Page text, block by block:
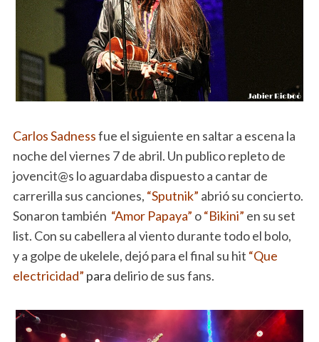
Carlos Sadnessfue el siguiente en saltar a escena la
noche del viernes 7 de abril. Un publico repleto de
jovencit@s lo aguardaba dispuesto a cantar de
carrerilla sus canciones, “Sputnik” abrió su concierto.
Sonaron también “Amor Papaya” o“Bikini” en su set
list. Con su cabellera al viento durante todo el bolo,
y a golpe de ukelele, dejó para el final su hit “Que
electricidad” para delirio de sus fans.